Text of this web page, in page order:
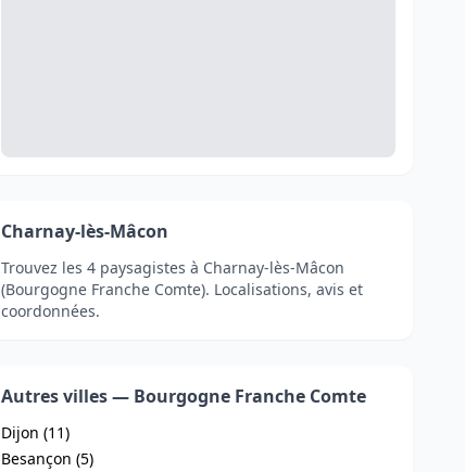
Charnay-lès-Mâcon
Trouvez les 4 paysagistes à Charnay-lès-Mâcon
(Bourgogne Franche Comte). Localisations, avis et
coordonnées.
Autres villes — Bourgogne Franche Comte
Dijon (11)
Besançon (5)